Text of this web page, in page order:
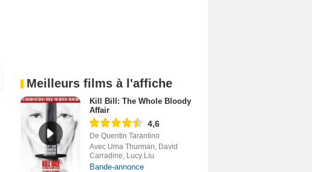
Meilleurs films à l'affiche
Kill Bill: The Whole Bloody
Affair
4,6
De Quentin Tarantino
Avec Uma Thurman, David
Carradine, Lucy Liu
Bande-annonce